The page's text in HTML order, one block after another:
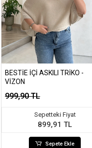
BESTIE İÇI ASKILI TRIKO -
VIZON
999,90 TL
Sepetteki Fiyat
899,91 TL
Sepete Ekle